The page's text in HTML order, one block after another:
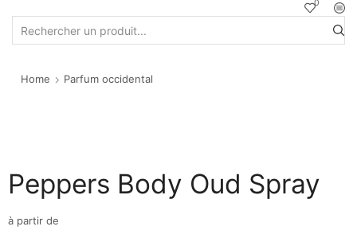
0
Home Parfum occidental
Peppers Body Oud Spray
à partir de